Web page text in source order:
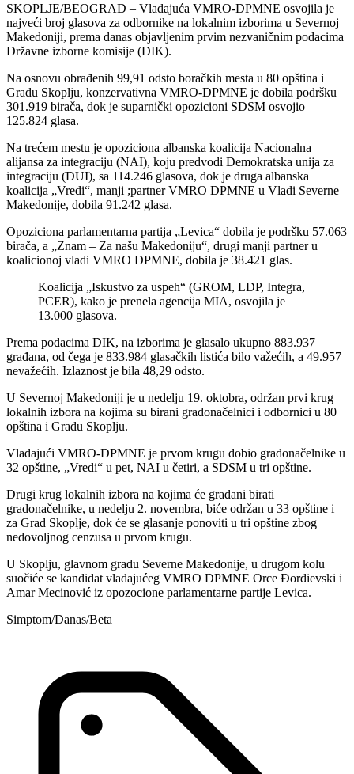
SKOPLJE/BEOGRAD – Vladajuća VMRO-DPMNE osvojila je
najveći broj glasova za odbornike na lokalnim izborima u Severnoj
Makedoniji, prema danas objavljenim prvim nezvaničnim podacima
Državne izborne komisije (DIK).
Na osnovu obrađenih 99,91 odsto boračkih mesta u 80 opština i
Gradu Skoplju, konzervativna VMRO-DPMNE je dobila podršku
301.919 birača, dok je suparnički opozicioni SDSM osvojio
125.824 glasa.
Na trećem mestu je opoziciona albanska koalicija Nacionalna
alijansa za integraciju (NAI), koju predvodi Demokratska unija za
integraciju (DUI), sa 114.246 glasova, dok je druga albanska
koalicija „Vredi“, manji ;partner VMRO DPMNE u Vladi Severne
Makedonije, dobila 91.242 glasa.
Opoziciona parlamentarna partija „Levica“ dobila je podršku 57.063
birača, a „Znam – Za našu Makedoniju“, drugi manji partner u
koalicionoj vladi VMRO DPMNE, dobila je 38.421 glas.
Koalicija „Iskustvo za uspeh“ (GROM, LDP, Integra,
PCER), kako je prenela agencija MIA, osvojila je
13.000 glasova.
Prema podacima DIK, na izborima je glasalo ukupno 883.937
građana, od čega je 833.984 glasačkih listića bilo važećih, a 49.957
nevažećih. Izlaznost je bila 48,29 odsto.
U Severnoj Makedoniji je u nedelju 19. oktobra, održan prvi krug
lokalnih izbora na kojima su birani gradonačelnici i odbornici u 80
opština i Gradu Skoplju.
Vladajući VMRO-DPMNE je prvom krugu dobio gradonačelnike u
32 opštine, „Vredi“ u pet, NAI u četiri, a SDSM u tri opštine.
Drugi krug lokalnih izbora na kojima će građani birati
gradonačelnike, u nedelju 2. novembra, biće održan u 33 opštine i
za Grad Skoplje, dok će se glasanje ponoviti u tri opštine zbog
nedovoljnog cenzusa u prvom krugu.
U Skoplju, glavnom gradu Severne Makedonije, u drugom kolu
suočiće se kandidat vladajućeg VMRO DPMNE Orce Đorđievski i
Amar Mecinović iz opozocione parlamentarne partije Levica.
Simptom/Danas/Beta